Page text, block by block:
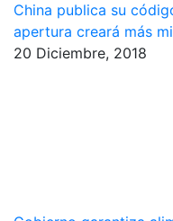
China publica su
apertura creará más
20 Diciembre, 2018